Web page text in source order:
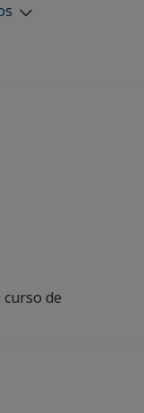
de